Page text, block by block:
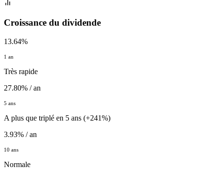
Croissance du dividende
13.64%
1 an
Très rapide
27.80% / an
5 ans
A plus que triplé en 5 ans (+241%)
3.93% / an
10 ans
Normale